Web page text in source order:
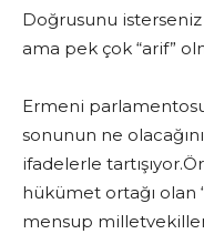
Doğrusunu
ama pek çok “arif”
Ermeni
sonunun ne
ifadelerle
hükümet ortağı olan
mensup